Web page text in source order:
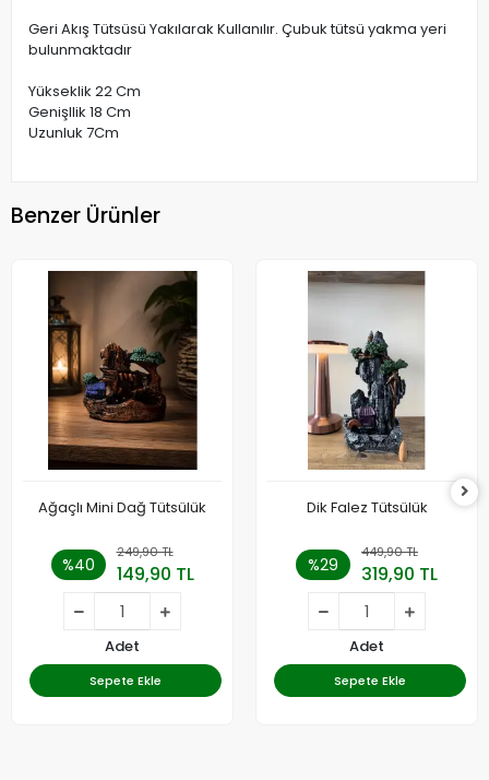
Geri Akış Tütsüsü Yakılarak Kullanılır. Çubuk tütsü yakma yeri
bulunmaktadır
Yükseklik 22 Cm
Genişllik 18 Cm
Uzunluk 7Cm
Benzer Ürünler
Ağaçlı Mini Dağ Tütsülük
%40
249,90 TL
149,90 TL
Adet
Sepete Ekle
Dik Falez Tütsülük
%29
449,90 TL
319,90 TL
Adet
Sepete Ekle